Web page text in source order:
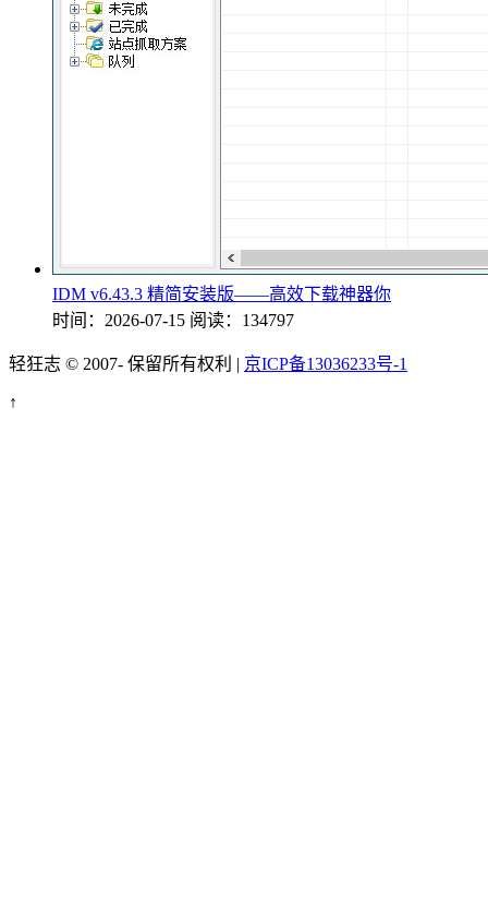
IDM v6.43.3 精简安装版——高效下载神器你
时间：2026-07-15 阅读：134797
轻狂志 © 2007- 保留所有权利 | 京ICP备13036233号-1
↑